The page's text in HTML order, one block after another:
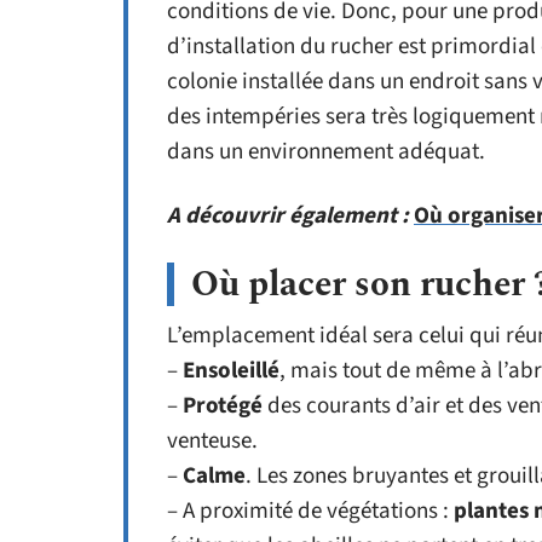
conditions de vie. Donc, pour une
d’installation du rucher est
colonie installée dans un endroit
des intempéries sera très
dans un environnement adéquat.
A découvrir également :Où
Où placer son rucher
L’emplacement idéal sera celui qui
–Ensoleillé, mais tout de même à
–Protégé des courants d’air et des
venteuse.
–Calme. Les zones bruyantes et
– A proximité de végétations : plantes